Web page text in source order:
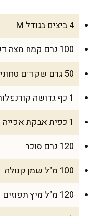
4 ביצים בגודל M
100 גרם קמח מצה דק לעוגות
50 גרם שקדים טחונים
1 כף גדושה קורנפלור (לגרסה מושלמת לפסח)
1 כפית אבקת אפייה כשרה לפסח
120 גרם סוכר
100 מ"ל שמן קנולה
120 מ"ל מיץ תפוזים טרי (או מים, לפי הטעם)